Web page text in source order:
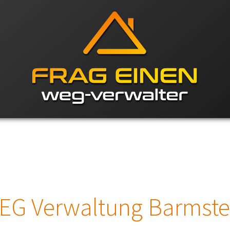
Verwaltung